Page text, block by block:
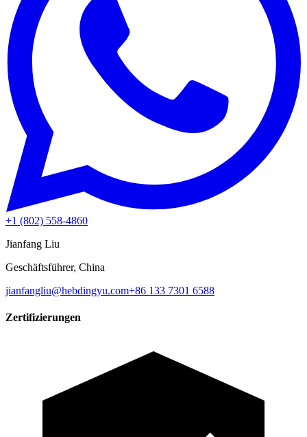
+1 (802) 558-4860
Jianfang Liu
Geschäftsführer, China
jianfangliu@hebdingyu.com+86 133 7301 6588
Zertifizierungen